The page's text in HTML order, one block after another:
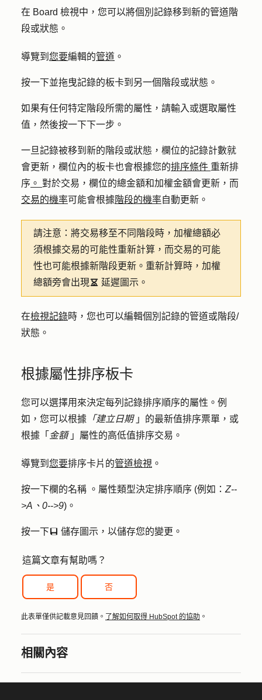
在 Board 檢視中，您可以將個別記錄移到新的管道階
段或狀態。
導覽到 您要編輯的管道 。
按一下並拖曳記錄的板卡到另一個階段或狀態。
如果有任何特定階段所需的屬性，請輸入或選取屬性
值 ，然後按一下下一步 。
一旦記錄被移到新的階段或狀態，欄位的記錄計數就
會更新，欄位內的板卡也會根據您的排序條件 重新排
序 。 對於交易，欄位的總金額和加權金額會更新，而
交易的機率可能會根據階段的機率自動更新。
請注意： 將交易移至不同階段時，加權總額必
須根據交易的可能性重新計算，而交易的可能
性也可能根據新階段更新。重新計算時，加權
總額旁會出現delay 延遲圖示。
在檢視記錄時，您也可以編輯個別記錄的管道或階段/
狀態。
根據屬性排序板卡
您可以選擇用來決定每列記錄排序順序的屬性。例
如，您可以根據 「建立日期 」的最新值排序票單，或
根據「 金額 」屬性的高低值排序交易。
導覽到 您要排序卡片的管道檢視 。
按一下欄的名稱 。屬性類型決定排序順序 (例如： Z--
>A、0-->9)。
按一下saveEditableViewIcon 儲存圖示 ，以儲存您的變更。
這篇文章有幫助嗎？
是 否
此表單僅供記載意見回饋。 了解如何取得 HubSpot 的協助 。
相關內容